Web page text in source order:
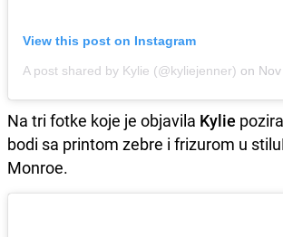
View this post on Instagram
A post shared by Kylie (@kyliejenner) on Nov
Na tri fotke koje je objavila Kylie
bodi sa printom zebre i frizurom u
Monroe.